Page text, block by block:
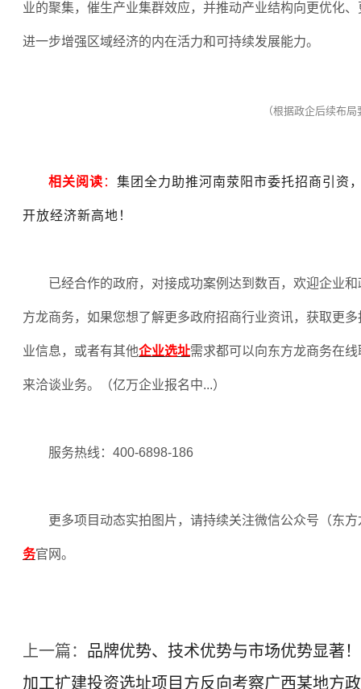
业的聚集，催生产业集群效应，并推动产业结构向更优化
进一步增强区域经济的内在活力和可持续发展能力。
（根据政企后续布
相关阅读 ： 集团全力助推河南荥阳市委托招商引资
开放经济新高地！
已经合作的政府，对接成功案例达到数百，欢迎企业
方龙商务，如果您想了解更多政府招商行业资讯，获取更
业信息，或者有其他企业选址需求都可以向东方龙商务在
来洽谈业务。（亿万企业报名中...）
服务热线： 400-6898-186
更多项目动态实拍图片，请持续关注微信公众号（东
务官网。
上一篇： 品牌优势、技术优势与市场优势显著
加工扩建投资选址项目方反向考察广西某地方